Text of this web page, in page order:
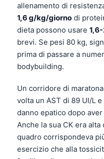
allenamento di
1,6 g/kg/giorno di
dieta possono usare
brevi. Se pesi 80 kg,
prima di passare a
bodybuilding.
Un corridore di
volta un AST di 89 UI/L
danno epatico dopo
Anche la sua CK era
quadro corrispondeva
esercizio che alla